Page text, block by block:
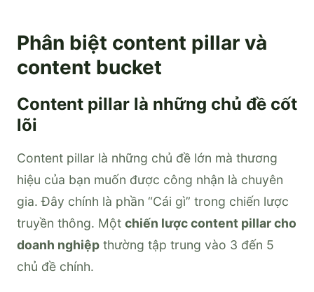
Phân biệt content pillar và
content bucket
Content pillar là những chủ đề cốt
lõi
Content pillar là những chủ đề lớn mà thương
hiệu của bạn muốn được công nhận là chuyên
gia. Đây chính là phần “Cái gì” trong chiến lược
truyền thông. Một chiến lược content pillar cho
doanh nghiệp thường tập trung vào 3 đến 5
chủ đề chính.